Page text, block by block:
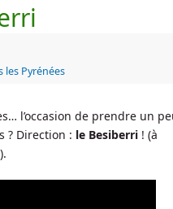
les Pyrénées
l’occasion de prendre un
? Direction : le Besiberri ! (à
).